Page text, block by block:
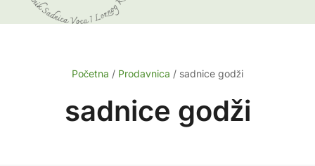
Početna / Prodavnica / sadnice godži
sadnice godži